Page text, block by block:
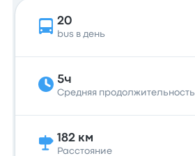
20
bus в день
5ч
Средняя продолжительность
182 км
Расстояние